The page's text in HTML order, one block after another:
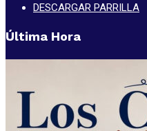
DESCARGAR PARRILLA
Última Hora